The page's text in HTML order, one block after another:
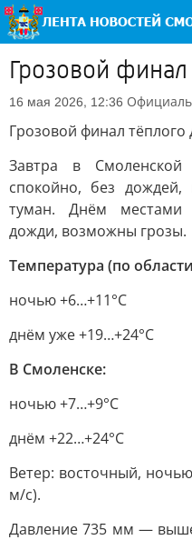
Грозовой
16 мая 2026, 12:36
Грозовой финал тёплого
Завтра в
спокойно, без
туман. Днём местами
дожди, возможны грозы.
Температура (по
ночью +6…+11°C
днём уже +19…+24°C
В Смоленске:
ночью +7…+9°C
днём +22…+24°C
Ветер: восточный,
м/с).
Давление 735 мм —